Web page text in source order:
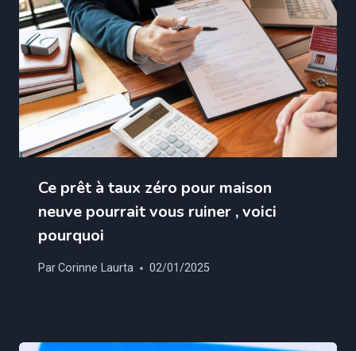
Ce prêt à taux zéro pour maison
neuve pourrait vous ruiner , voici
pourquoi
ParCorinne Laurta 02/01/2025